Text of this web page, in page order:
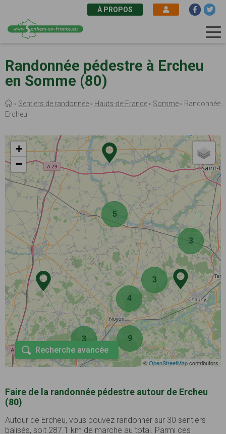
au
contenu
principal
À PROPOS
Randonnée pédestre à Ercheu
en Somme (80)
Fil
d'Ariane
Sentiers de randonnée Hauts-de-France Somme
Randonnée
Ercheu
3
3 9
5
3
4
+
−
©OpenStreetMapcontributors
Recherche avancée
Faire de la randonnée pédestre autour de Ercheu
(80)
Autour de Ercheu, vous pouvez randonner sur 30 sentiers
balisés, soit 287.1 km de marche au total. Parmi ces